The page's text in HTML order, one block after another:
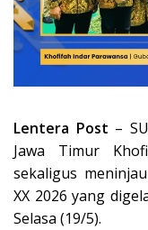
Lentera Post –
Jawa Timur
sekaligus
XX 2026 yang
Selasa (19/5).